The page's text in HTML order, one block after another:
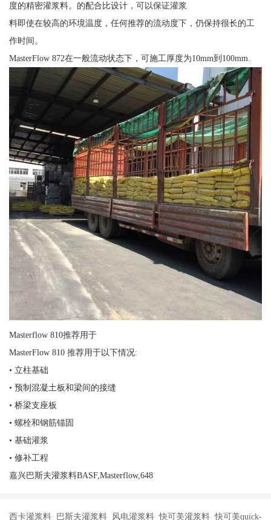
度的精密灌浆料。的配合比设计，可以保证灌浆
料即使在较高的环境温度，任何推荐的流动度下，仍保持很长的工
作时间。
MasterFlow 872在一般流动状态下，可施工厚度为10mm到100mm.
Masterflow 810推荐用于
MasterFlow 810 推荐用于以下情况:
• 立柱基础
• 预制混凝土板和梁间的接缝
• 桥梁支座板
• 螺栓和钢筋锚固
• 基础灌浆
• 修补工程
嘉兴巴斯夫灌浆料BASF,Masterflow,648
西卡灌浆料 巴斯夫灌浆料 风电灌浆料 快可美灌浆料 快可美quick-